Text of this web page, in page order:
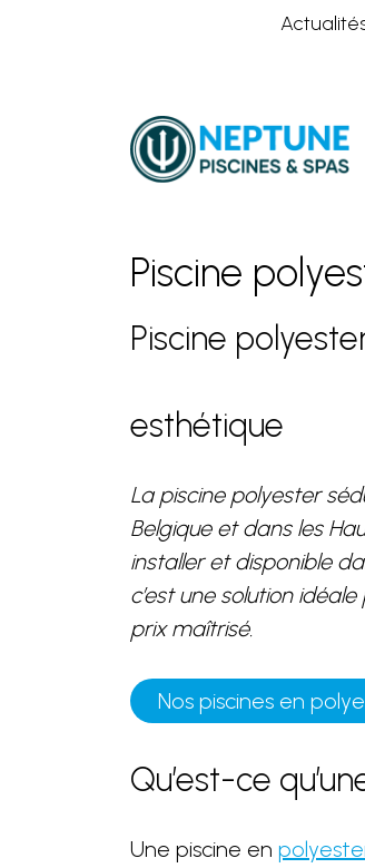
Home
Piscine
Piscine
esthétique
La piscine polyester
Belgique et dans les
installer et disponible
c’est une solution
prix maîtrisé.
Nos piscines en
Qu’est-ce
Une piscine en